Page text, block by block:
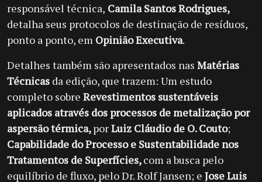
responsável técnica, Camila Santos Rodrigues,
detalha seus protocolos de destinação de resíduos,
ponto a ponto, em Opinião Executiva.
Detalhes também são apresentados nas Matérias
Técnicas da edição, que trazem: Um estudo
completo sobre Revestimentos sustentáveis
aplicados através dos processos de metalização por
aspersão térmica,porLuiz Cláudio de O. Couto;
Capabilidade do Processo e Sustentabilidade nos
Tratamentos de Superfícies,com a busca pelo
equilíbrio de fluxo, pelo Dr. Rolf Jansen; e Jose Luis